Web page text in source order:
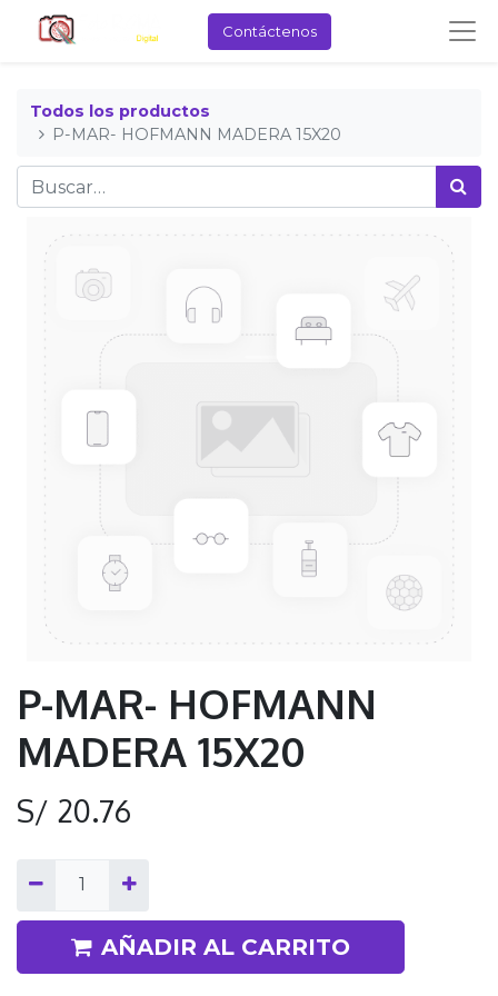
Contáctenos
Todos los productos
P-MAR- HOFMANN MADERA 15X20
P-MAR- HOFMANN
MADERA 15X20
S/ 20.76
AÑADIR AL CARRITO